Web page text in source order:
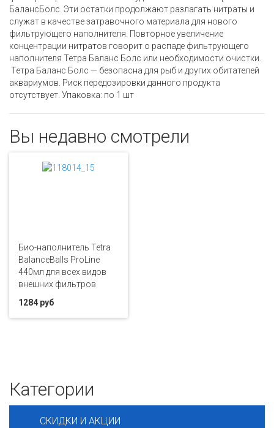
БалансБолс. Эти остатки продолжают разлагать нитраты и
служат в качестве затравочного материала для нового
фильтрующего наполнителя. Повторное увеличение
концентрации нитратов говорит о распаде фильтрующего
наполнителя Тетра Баланс Болс или необходимости очистки.
Тетра Баланс Болс — безопасна для рыб и других обитателей
аквариумов. Риск передозировки данного продукта
отсутствует. Упаковка: по 1 шт
Вы недавно смотрели
Био-наполнитель Tetra
BalanceBalls ProLine
440мл для всех видов
внешних фильтров
1284 руб
Категории
СКИДКИ И АКЦИИ